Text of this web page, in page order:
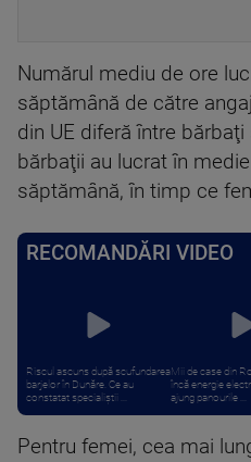
Numărul mediu de ore
săptămână de către
din UE diferă între
bărbaţii au lucrat în
săptămână, în timp ce
RECOMANDĂRI VIDEO
Riscul ascuns după scufundarea
barjelor în Dunăre. Ce au
constatat specialiștii ...
Mii de case din
încă energie
ajung panourile ...
Pentru femei, cea mai